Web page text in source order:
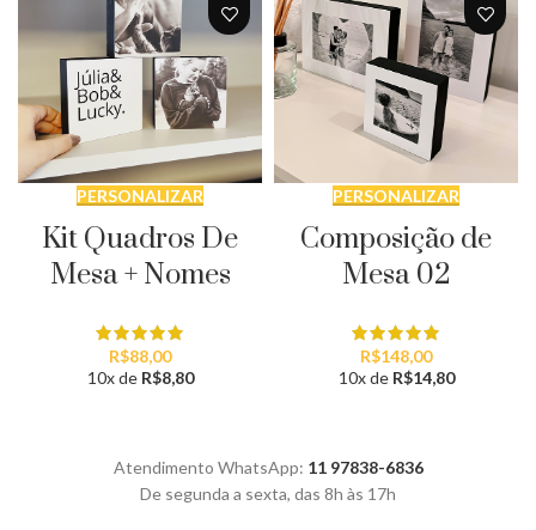
PERSONALIZAR
Kit Quadros De
Mesa + Nomes
R$88,00
10x de R$8,80
PERSONALIZAR
Composição de
Mesa 02
R$148,00
10x de R$14,80
Atendimento WhatsApp: 11 97838-6836
De segunda a sexta, das 8h às 17h